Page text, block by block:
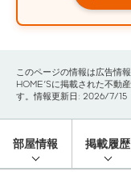
このページの情報は広告情
HOME'Sに掲載された不動
す。情報更新日: 2026/7/15
部屋情報 掲載履歴